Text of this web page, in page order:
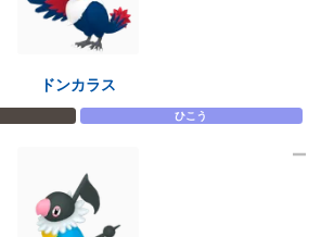
ドンカラス
ひこう